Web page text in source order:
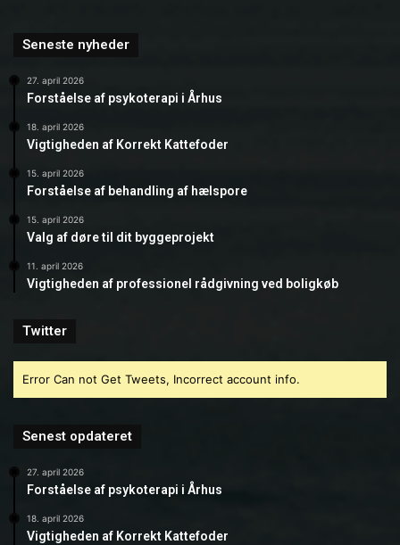
Seneste nyheder
27. april 2026
Forståelse af psykoterapi i Århus
18. april 2026
Vigtigheden af Korrekt Kattefoder
15. april 2026
Forståelse af behandling af hælspore
15. april 2026
Valg af døre til dit byggeprojekt
11. april 2026
Vigtigheden af professionel rådgivning ved boligkøb
Twitter
Error Can not Get Tweets, Incorrect account info.
Senest opdateret
27. april 2026
Forståelse af psykoterapi i Århus
18. april 2026
Vigtigheden af Korrekt Kattefoder